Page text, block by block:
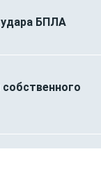
удара БПЛА